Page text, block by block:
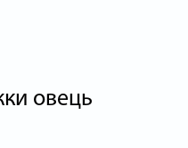
овець